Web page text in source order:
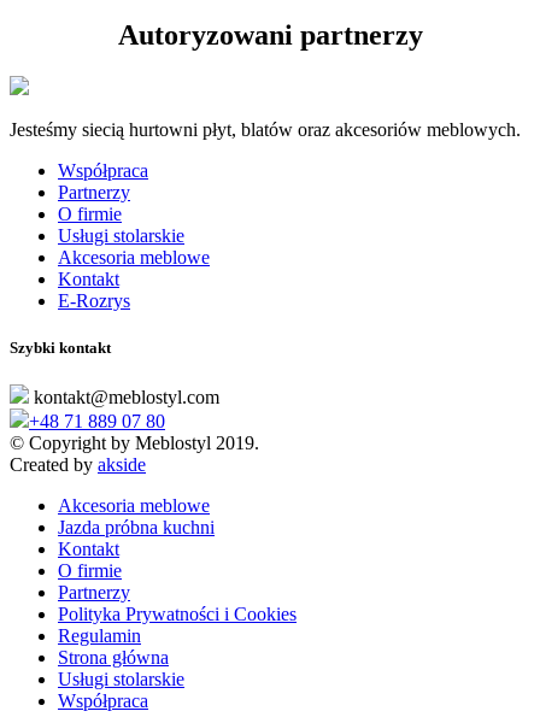
Autoryzowani partnerzy
Jesteśmy siecią hurtowni płyt, blatów oraz akcesoriów meblowych.
Współpraca
Partnerzy
O firmie
Usługi stolarskie
Akcesoria meblowe
Kontakt
E-Rozrys
Szybki kontakt
kontakt@meblostyl.com
+48 71 889 07 80
© Copyright by Meblostyl 2019.
Created by akside
Akcesoria meblowe
Jazda próbna kuchni
Kontakt
O firmie
Partnerzy
Polityka Prywatności i Cookies
Regulamin
Strona główna
Usługi stolarskie
Współpraca